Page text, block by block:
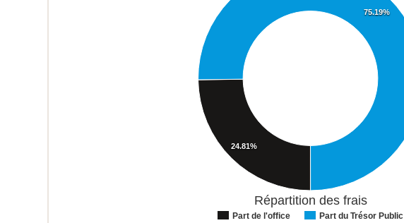
Répartition des frais
Part de l'office Part du Trésor Public
24.81%
75.19%